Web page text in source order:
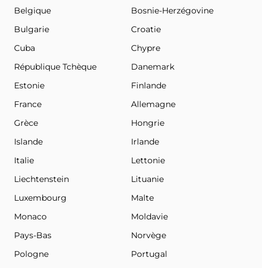
Belgique
Bosnie-Herzégovine
Bulgarie
Croatie
Cuba
Chypre
République Tchèque
Danemark
Estonie
Finlande
France
Allemagne
Grèce
Hongrie
Islande
Irlande
Italie
Lettonie
Liechtenstein
Lituanie
Luxembourg
Malte
Monaco
Moldavie
Pays-Bas
Norvège
Pologne
Portugal